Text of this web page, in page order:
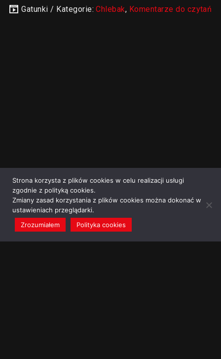
Gatunki / Kategorie:Chlebak, Komentarze do czytań
Strona korzysta z plików cookies w celu realizacji usługi
zgodnie z polityką cookies.
Zmiany zasad korzystania z plików cookies można dokonać w
ustawieniach przeglądarki.
Zrozumiałem
Polityka cookies